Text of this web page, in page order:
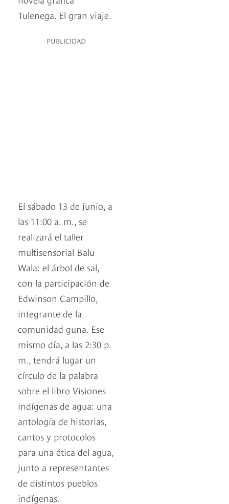
Tulenega. El gran viaje.
PUBLICIDAD
El sábado 13 de junio, a
las 11:00 a. m., se
realizará el taller
multisensorial Balu
Wala: el árbol de sal,
con la participación de
Edwinson Campillo,
integrante de la
comunidad guna. Ese
mismo día, a las 2:30 p.
m., tendrá lugar un
círculo de la palabra
sobre el libro Visiones
indígenas de agua: una
antología de historias,
cantos y protocolos
para una ética del agua,
junto a representantes
de distintos pueblos
indígenas.